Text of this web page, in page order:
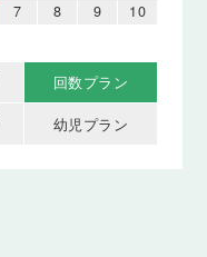
7 8 9
10
回数プラン
幼児プラン